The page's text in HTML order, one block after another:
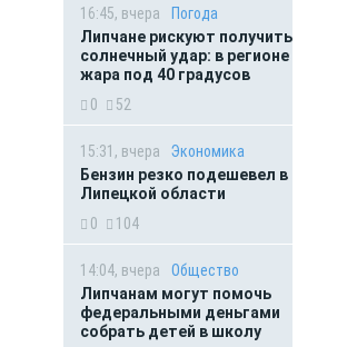
16:45, вчера
Погода
Липчане рискуют получить
солнечный удар: в регионе
жара под 40 градусов
0
52
15:31, вчера
Экономика
Бензин резко подешевел в
Липецкой области
0
104
14:04, вчера
Общество
Липчанам могут помочь
федеральными деньгами
собрать детей в школу